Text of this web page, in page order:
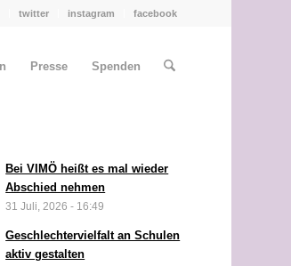
twitter instagram facebook
Presse Spenden
Bei VIMÖ heißt es mal wieder
Abschied nehmen
31 Juli, 2026 - 16:49
Geschlechtervielfalt an Schulen
aktiv gestalten